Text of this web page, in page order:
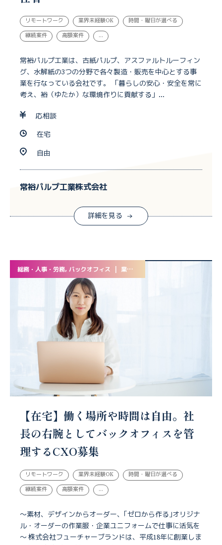
リモートワーク 業界未経験OK 時間・曜日が選べる
継続案件 高額案件 ...
常裕パルプ工業は、古紙パルプ、アスファルトルーフィン
グ、水解紙の3つの分野で各々製造・販売を中心とする事
業を行なっている会社です。 「暮らしの安心・安全を常に
考え、裕（ゆたか）な環境作りに貢献する」...
応相談
在宅
自由
常裕パルプ工業株式会社
詳細を見る
総務・人事・労務, バックオフィス | 業務委託
【在宅】働く場所や時間は自由。社
長の右腕としてバックオフィスを管
理するCXO募集
リモートワーク 業界未経験OK 時間・曜日が選べる
継続案件 高額案件 ...
～素材、デザインからオーダー、｢ゼロから作る｣オリジナ
ル・オーダーの作業服・企業ユニフォームで仕事に活気を
～ 株式会社フューチャーブランドは、平成18年に創業しま